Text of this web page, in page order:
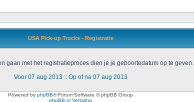
USA Pick-up Trucks - Registratie
gaan met het registratieproces dien je je geboortedatum op te geven.
Voor 07 aug 2013 :: Op of na 07 aug 2013
Powered by phpBB® Forum Software © phpBB Group
phpBB.nl Vertaling